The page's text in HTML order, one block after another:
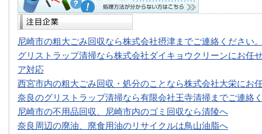
尼崎市の粗大ごみ回収なら株式会社摂津までご連絡ください
グリストラップ清掃なら株式会社ダイキョウクリーンにお任
ア対応
西宮市内の粗大ごみ回収・処分のことなら株式会社大栄にお
奈良のグリストラップ清掃なら有限会社王寺清掃までご連絡
尼崎市の不用品回収、尼崎市内のゴミ回収なら清陵へ
奈良周辺の廃油、廃食用油のリサイクルは鳥山油脂へ